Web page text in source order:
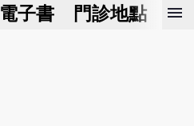
電子書 門診地點 預
menu